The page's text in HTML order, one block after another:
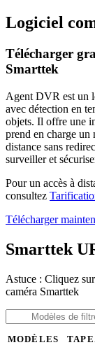
Logiciel
Télécharger
Smarttek
Agent DVR est un
avec détection en
objets. Il offre une
prend en charge un
distance sans
surveiller et
Pour un accès à
consultez
Télécharger
Smarttek
Astuce : Cliquez
caméra Smarttek
MODÈLES